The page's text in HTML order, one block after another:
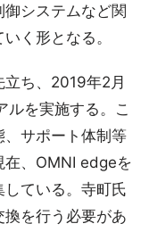
システムなど関
く形となる。
ち、2019年2月
ルを実施する。こ
サポート体制等
在、OMNI edgeを
ている。寺町氏
を行う必要があ